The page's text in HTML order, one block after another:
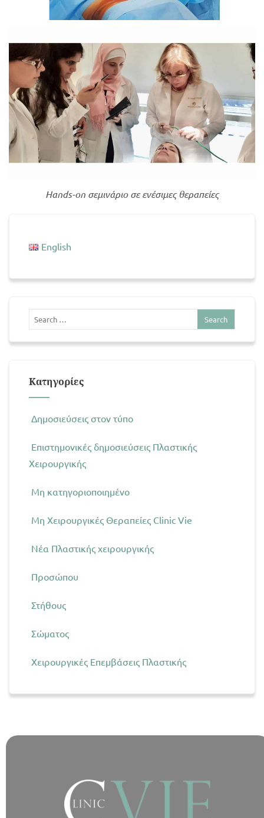
Hands-on σεμινάριο σε ενέσιμες θεραπείες
English
Kατηγορίες
Δημοσιεύσεις στον τύπο
Επιστημονικές δημοσιεύσεις Πλαστικής
Χειρουργικής
Μη κατηγοριοποιημένο
Μη Χειρουργικές Θεραπείες Clinic Vie
Νέα Πλαστικής χειρουργικής
Προσώπου
Στήθους
Σώματος
Χειρουργικές Επεμβάσεις Πλαστικής